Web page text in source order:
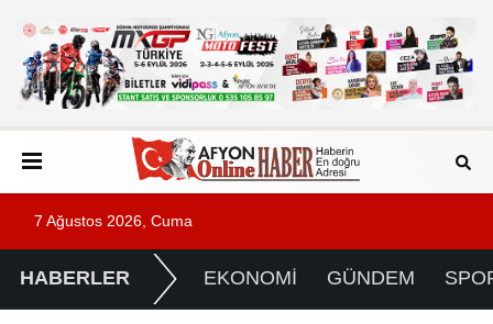
7 Ağustos 2026, Cuma
HABERLER EKONOMİ GÜNDEM